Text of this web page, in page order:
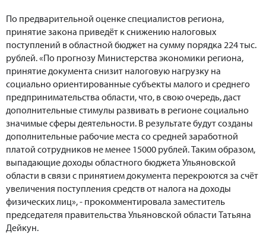
По предварительной оценке специалистов региона,
принятие закона приведёт к снижению налоговых
поступлений в областной бюджет на сумму порядка 224 тыс.
рублей. «По прогнозу Министерства экономики региона,
принятие документа снизит налоговую нагрузку на
социально ориентированные субъекты малого и среднего
предпринимательства области, что, в свою очередь, даст
дополнительные стимулы развивать в регионе социально
значимые сферы деятельности. В результате будут созданы
дополнительные рабочие места со средней заработной
платой сотрудников не менее 15000 рублей. Таким образом,
выпадающие доходы областного бюджета Ульяновской
области в связи с принятием документа перекроются за счёт
увеличения поступления средств от налога на доходы
физических лиц», - прокомментировала заместитель
председателя правительства Ульяновской области Татьяна
Дейкун.